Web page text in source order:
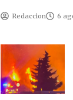
Redaccion 6